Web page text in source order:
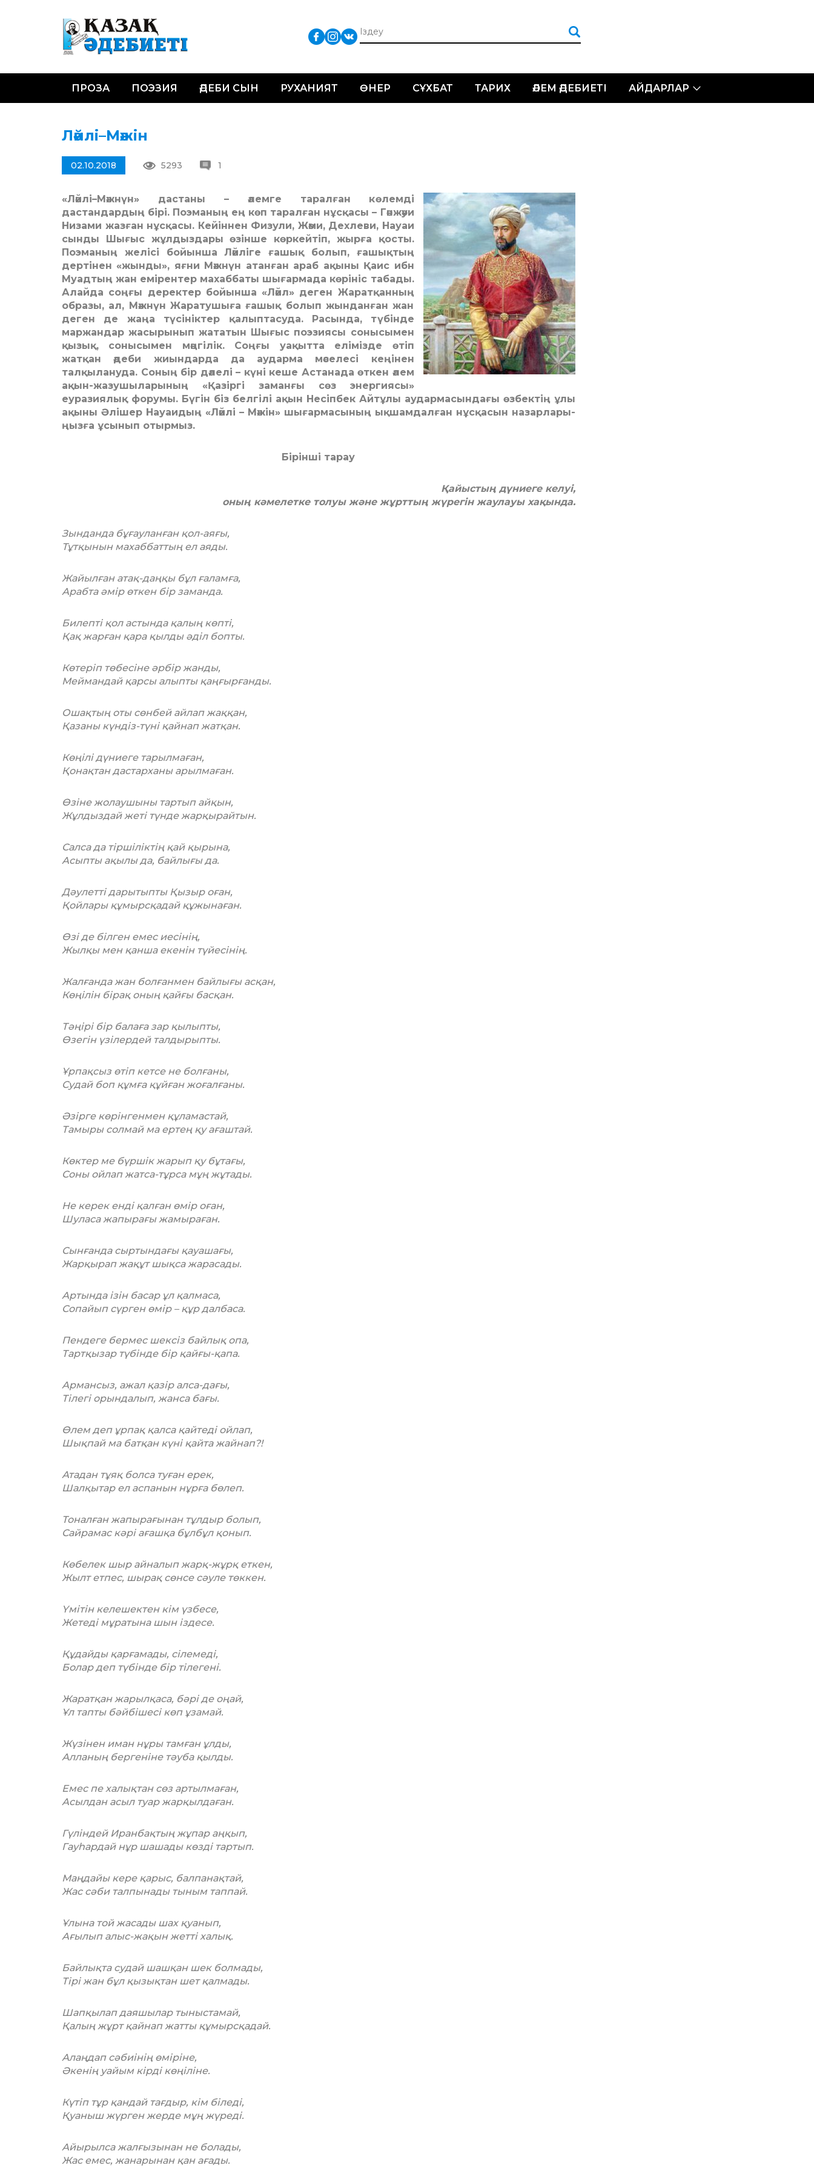
ПРОЗА ПОЭЗИЯ ӘДЕБИ СЫН РУХАНИЯТ ӨНЕР СҰХБАТ ТАРИХ ӘЛЕМ ӘДЕБИЕТІ АЙДАРЛАР
Ләйлі–Мәжін
02.10.2018 5293 1
«Ләйлі–Мәжнүн» дастаны – әлемге таралған көлемді
дастандардың бірі. Поэманың ең көп таралған нұсқасы – Гәнжәуи
Низами жазған нұсқасы. Кейіннен Физули, Жәми, Дехлеви, Науаи
сынды Шығыс жұлдыздары өзінше көркейтіп, жырға қосты.
Поэманың желісі бойынша Ләйліге ғашық болып, ғашықтың
дертінен «жынды», яғни Мәжнүн атанған араб ақыны Қаис ибн
Муадтың жан емірентер махаббаты шығармада көрініс табады.
Алайда соңғы деректер бойынша «Ләйл» деген Жаратқанның
образы, ал, Мәжнүн Жаратушыға ғашық болып жынданған жан
деген де жаңа түсініктер қалыптасуда. Расында, түбінде
маржандар жасырынып жататын Шығыс поэзиясы сонысымен
қызық, сонысымен мәңгілік. Соңғы уақытта елімізде өтіп
жатқан әдеби жиындарда да аударма мәселесі кеңінен
талқылануда. Соның бір дәлелі – күні кеше Астанада өткен әлем
ақын-жазушыларының «Қазіргі заманғы сөз энергиясы»
еуразиялық форумы. Бүгін біз белгілі ақын Несіпбек Айтұлы аудармасындағы өзбектің ұлы
ақыны Әлішер Науаидың «Ләйлі – Мәжін» шығармасының ықшамдалған нұсқасын назарлары­
ңызға ұсынып отырмыз.
Бірінші тарау
Қайыстың дүниеге келуі,
оның кәмелетке толуы және жұрттың жүрегін жаулауы хақында.
Зынданда бұғауланған қол-аяғы,
Тұтқынын махаббаттың ел аяды.
Жайылған атақ-даңқы бұл ғаламға,
Арабта әмір өткен бір заманда.
Билепті қол астында қалың көпті,
Қақ жарған қара қылды әділ бопты.
Көтеріп төбесіне әрбір жанды,
Меймандай қарсы алыпты қаңғырғанды.
Ошақтың оты сөнбей айлап жаққан,
Қазаны күндіз-түні қайнап жатқан.
Көңілі дүниеге тарылмаған,
Қонақтан дастарханы арылмаған.
Өзіне жолаушыны тартып айқын,
Жұлдыздай жеті түнде жарқырайтын.
Салса да тіршіліктің қай қырына,
Асыпты ақылы да, байлығы да.
Дәулетті дарытыпты Қызыр оған,
Қойлары құмырсқадай құжынаған.
Өзі де білген емес иесінің,
Жылқы мен қанша екенін түйесінің.
Жалғанда жан болғанмен байлығы асқан,
Көңілін бірақ оның қайғы басқан.
Тәңірі бір балаға зар қылыпты,
Өзегін үзілердей талдырыпты.
Ұрпақсыз өтіп кетсе не болғаны,
Судай боп құмға құйған жоғалғаны.
Әзірге көрінгенмен құламастай,
Тамыры солмай ма ертең қу ағаштай.
Көктер ме бүршік жарып қу бұтағы,
Соны ойлап жатса-тұрса мұң жұтады.
Не керек енді қалған өмір оған,
Шуласа жапырағы жамыраған.
Сынғанда сыртындағы қауашағы,
Жарқырап жақұт шықса жарасады.
Артында ізін басар ұл қалмаса,
Сопайып сүрген өмір – құр далбаса.
Пендеге бермес шексіз байлық опа,
Тартқызар түбінде бір қайғы-қапа.
Армансыз, ажал қазір алса-дағы,
Тілегі орындалып, жанса бағы.
Өлем деп ұрпақ қалса қайтеді ойлап,
Шықпай ма батқан күні қайта жайнап?!
Атадан тұяқ болса туған ерек,
Шалқытар ел аспанын нұрға бөлеп.
Тоналған жапырағынан тұлдыр болып,
Сайрамас кәрі ағашқа бұлбұл қонып.
Көбелек шыр айналып жарқ-жұрқ еткен,
Жылт етпес, шырақ сөнсе сәуле төккен.
Үмітін келешектен кім үзбесе,
Жетеді мұратына шын іздесе.
Құдайды қарғамады, сілемеді,
Болар деп түбінде бір тілегені.
Жаратқан жарылқаса, бәрі де оңай,
Ұл тапты бәйбішесі көп ұзамай.
Жүзінен иман нұры тамған ұлды,
Алланың бергеніне тәуба қылды.
Емес пе халықтан сөз артылмаған,
Асылдан асыл туар жарқылдаған.
Гүліндей Иранбақтың жұпар аңқып,
Гауһардай нұр шашады көзді тартып.
Маңдайы кере қарыс, балпанақтай,
Жас сәби талпынады тыным таппай.
Ұлына той жасады шах қуанып,
Ағылып алыс-жақын жетті халық.
Байлықта судай шашқан шек болмады,
Тірі жан бұл қызықтан шет қалмады.
Шапқылап даяшылар тыныстамай,
Қалың жұрт қайнап жатты құмырсқадай.
Алаңдап сәбиінің өміріне,
Әкенің уайым кірді көңіліне.
Күтіп тұр қандай тағдыр, кім біледі,
Қуаныш жүрген жерде мұң жүреді.
Айырылса жалғызынан не болады,
Жас емес, жанарынан қан ағады.